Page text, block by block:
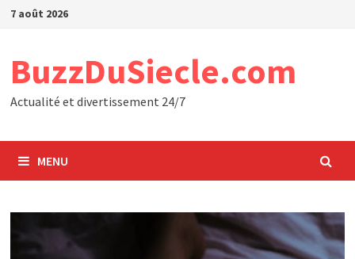
Passer
7 août 2026
BuzzDuSiecle.com
Actualité et divertissement 24/7
MENU